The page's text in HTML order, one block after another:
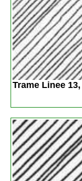
Trame Linee